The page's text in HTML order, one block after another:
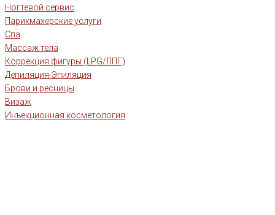
Ногтевой сервис
Парикмахерские услуги
Спа
Массаж тела
Коррекция фигуры (LPG/ЛПГ)
Депиляция-Эпиляция
Брови и ресницы
Визаж
Инъекционная косметология